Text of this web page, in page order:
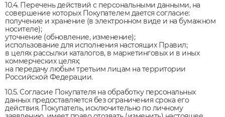
10.4. Перечень действий с персональными данными, на
совершение которых Покупателем дается согласие:
получение и хранение (в электронном виде и на бумажном
носителе);
уточнение (обновление, изменение);
использование для исполнения настоящих Правил;
в целях рассылки каталогов, в маркетинговых и в иных
коммерческих целях;
на передачу любым третьим лицам на территории
Российской Федерации.
10.5. Согласие Покупателя на обработку персональных
данных предоставляется без ограничения срока его
действия. Покупатель, исключительно по личному